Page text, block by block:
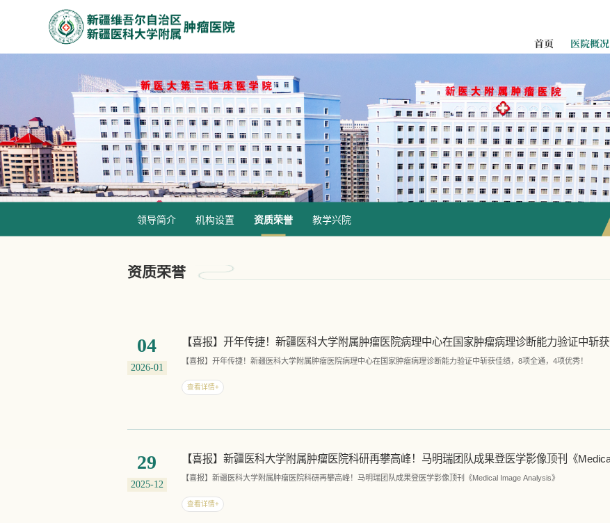
首页 医院概况
医院概况
领导简介 机构设置 资质荣誉 教学兴院
资质荣誉
04
2026-01
【喜报】开年传捷！新疆医科大学附属肿瘤医院病理中心在国家肿瘤病理诊断能力验证中斩获佳绩，8项全通，4项优秀！
查看详情+
29
2025-12
【喜报】新疆医科大学附属肿瘤医院科研再攀高峰！马明瑞团队成果登医学影像顶刊《Medical Image Analysis》
查看详情+